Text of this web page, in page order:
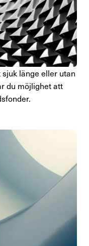
länge eller utan
du möjlighet att